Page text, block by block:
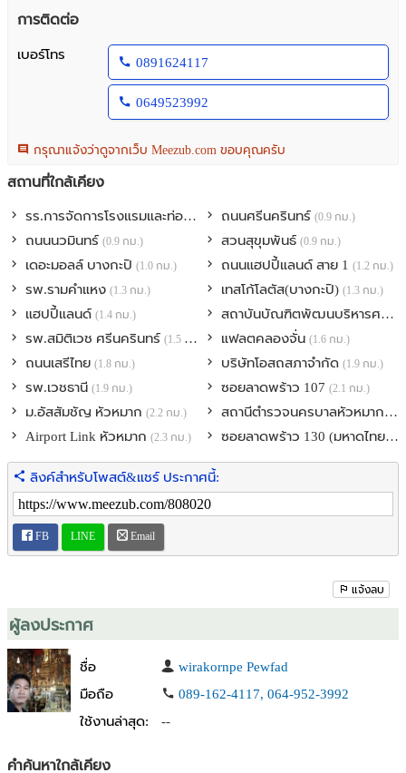
- ขาย ให้เช่าบ้านเดี่ยว 3ชั้น พร้อมลิฟต์
- โครงการหมู่บ้าน VANA RESIDENCE
- ที่ดินขนาด 58 ตารางวา พื้นที่ใช้สอย 420 ตารางเมตร
- พร้อมเข้าอยู่ รับต่างชาติ บ้านเลขที่สวย เลขมังกร หลังมุม
- 4 ห้องนอน (แอร์ทุกห้อง) 5 ห้องน้ำ (ห้องน้ำในตัวทุกห้อง)
- 1 ห้องรับแขก 1 ห้องแม่บ้าน + ห้องน้ำส่วนตัว
- มี solar cell 10kw (ประหยัดค่าไฟต่อเดือนได้หลายพันบาท)
Vana Residence พระราม 9-ศรีนครินทร์ บ้านเดี่ยวพร้อมอยู่ 3 ชั้น รูป
แบบใหม่ ในดีไซน์และฟังก์การใช้งานที่แตกต่างสำหรับไลฟ์สไตล์คนยุค
ใหม่
- ติดถนนใหญ่ กรุงเทพกรีฑาตัดใหม่ ใกล้ทางด่วนพระราม 9 - บ้านหลัง
ใหญ่ พื้นที่ใช้สอยมากกว่า 400 ตร.ม.
- ดีไซน์บ้านที่โดดเด่นเกินใคร พร้อมลิฟต์ส่วนตัว - พื้นที่สวนส่วนกลาง
กว่า 2 ไร่
- สงบ เป็นส่วนตัว บนสังคมคุณภาพ เพียง 69 ครอบครัว - ติด
โรงเรียนนานาชาติไบรท์ตัน
- เดินทางสะดวก 5 นาที ถึงทางด่วน / 20 นาที ถึงทองหล่อ
สิ่งอำนวยความสะดวก : คลับเฮ้าส์ / สระว่ายน้ำระบบเกลือ ขนาด 25 x 6
เมตร (Lap Pool) และสระเด็ก สนามเด็กเล่น พร้อมบ้านต้นไม้
กล้องวงจรปิด / รปภ. 24 ชม.
ที่ตั้ง ถนนกรุงเทพกรีฑา-ตัดใหม่ แขวงหัวหมาก เขตบางกะปิ กทม.
# ขายบ้าน #เช่าบ้าน #เช่าโกดัง #ขาย เช่าโรงาน #ที่ดิน #คอนโด
:0649523992 // ID line:wirakornpe // Face book willium wallest
ลบกวนแอดไลน์ และ ส่งลิงค์ ส่งรูปและข้อมูลไว้ ด้วยนะครับ จะตอบ
กลับโดยเร็วครับ รหัส # P427
การติดต่อ
เบอร์โทร
0891624117
0649523992
กรุณาแจ้งว่าดูจากเว็บ Meezub.com ขอบคุณครับ
สถานที่ใกล้เคียง
รร.การจัดการโรงแรมและท่องเที่ยว (ไอทิม) (0.6 กม.)
ถนนศรีนครินทร์ (0.9 กม.)
ถนนนวมินทร์ (0.9 กม.) สวนสุขุมพันธ์ (0.9 กม.)
เดอะมอลล์ บางกะปิ (1.0 กม.) ถนนแฮปปี้แลนด์ สาย 1 (1.2 กม.)
รพ.รามคำแหง (1.3 กม.) เทสโก้โลตัส(บางกะปิ) (1.3 กม.)
แฮปปี้แลนด์ (1.4 กม.)
สถาบันบัณฑิตพัฒนบริหารศาสตร์ (นิด้า)
รพ.สมิติเวช ศรีนครินทร์ (1.5 กม.) แฟลตคลองจั่น (1.6 กม.)
ถนนเสรีไทย (1.8 กม.) บริษัทโอสถสภาจำกัด (1.9 กม.)
รพ.เวชธานี (1.9 กม.) ซอยลาดพร้าว 107 (2.1 กม.)
ม.อัสสัมชัญ หัวหมาก (2.2 กม.) สถานีตำรวจนครบาลหัวหมาก
Airport Link หัวหมาก (2.3 กม.) ซอยลาดพร้าว 130 (มหาดไทย 2)
ลิงค์สำหรับโพสต์&แชร์ ประกาศนี้:
FB LINE Email
แจ้งลบ
ผู้ลงประกาศ
ชื่อ
wirakornpe Pewfad
มือถือ
089-162-4117, 064-952-3992
ใช้งานล่าสุด:
--
คำค้นหาใกล้เคียง